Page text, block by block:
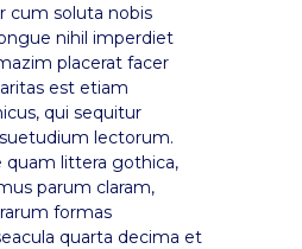
cum soluta nobis
nihil imperdiet
placerat facer
est etiam
qui sequitur
lectorum.
littera gothica,
parum claram,
formas
quarta decima et